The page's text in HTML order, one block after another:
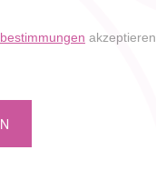
akzeptieren